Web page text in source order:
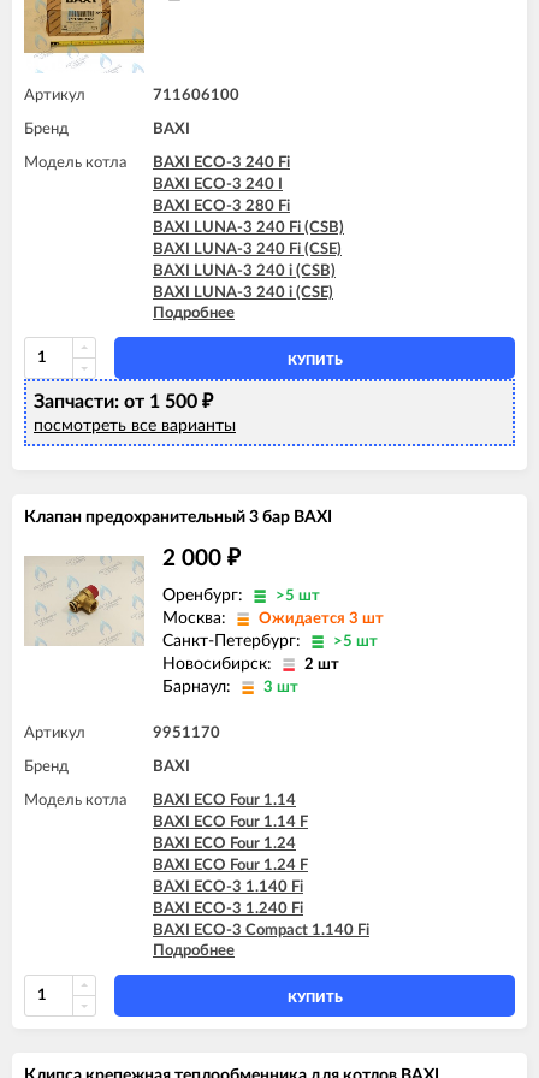
Артикул 711606100
Бренд BAXI
Модель котла
BAXI ECO-3 240 Fi
BAXI ECO-3 240 I
BAXI ECO-3 280 Fi
BAXI LUNA-3 240 Fi (CSB)
BAXI LUNA-3 240 Fi (CSE)
BAXI LUNA-3 240 i (CSB)
BAXI LUNA-3 240 i (CSE)
BAXI LUNA-3 280 Fi (CSE)
BAXI LUNA-3 310 Fi (CSE)
BAXI LUNA-3 COMFORT 240 Fi (CSE)
BAXI LUNA-3 COMFORT 240 Fi (CSZ)
BAXI LUNA-3 COMFORT 240 i (CSE)
BAXI LUNA-3 COMFORT 310 Fi (CSE)
BAXI LUNA-3 COMFORT 310 Fi (CSZ)
Подробнее
КУПИТЬ
Запчасти: от 1 500 ₽
посмотреть все варианты
Клапан предохранительный 3 бар BAXI
2 000 ₽
Оренбург: >5 шт
Москва: Ожидается 3 шт
Санкт-Петербург: >5 шт
Новосибирск: 2 шт
Барнаул: 3 шт
Артикул 9951170
Бренд BAXI
Модель котла
BAXI ECO Four 1.14
BAXI ECO Four 1.14 F
BAXI ECO Four 1.24
BAXI ECO Four 1.24 F
BAXI ECO-3 1.140 Fi
BAXI ECO-3 1.240 Fi
BAXI ECO-3 Compact 1.140 Fi
BAXI ECO-3 Compact 1.140 I
BAXI ECO-3 Compact 1.240 Fi
BAXI ECO-3 Compact 1.240 I
BAXI ECO-3 Compact 240 Fi
Подробнее
КУПИТЬ